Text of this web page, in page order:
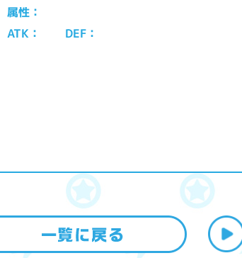
属性
ATK DEF